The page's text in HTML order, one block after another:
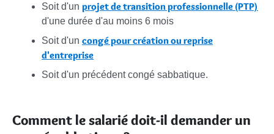
Soit d'un projet de transition professionnelle (PTP)
d'une durée d'au moins 6 mois
Soit d'un congé pour création ou reprise
d'entreprise
Soit d'un précédent congé sabbatique.
Comment le salarié doit-il demander un